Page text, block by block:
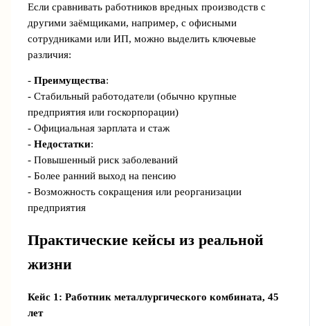
Если сравнивать работников вредных производств с
другими заёмщиками, например, с офисными
сотрудниками или ИП, можно выделить ключевые
различия:
- Преимущества:
- Стабильный работодатели (обычно крупные
предприятия или госкорпорации)
- Официальная зарплата и стаж
- Недостатки:
- Повышенный риск заболеваний
- Более ранний выход на пенсию
- Возможность сокращения или реорганизации
предприятия
Практические кейсы из реальной
жизни
Кейс 1: Работник металлургического комбината, 45
лет